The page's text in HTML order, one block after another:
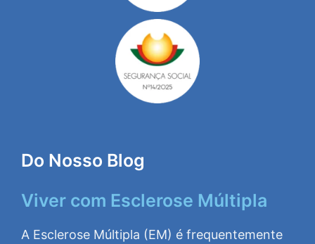
Do Nosso Blog
Viver com Esclerose Múltipla
A Esclerose Múltipla (EM) é frequentemente